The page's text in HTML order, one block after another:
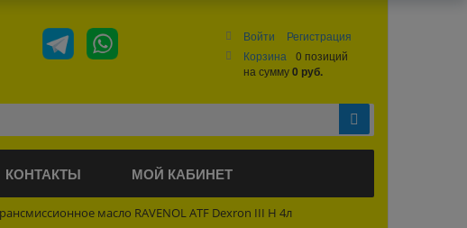
Войти
Регистрация
Корзина
0 позиций
на сумму0 руб.
КОНТАКТЫ МОЙ КАБИНЕТ
масло RAVENOL ATF Dexron III H 4л